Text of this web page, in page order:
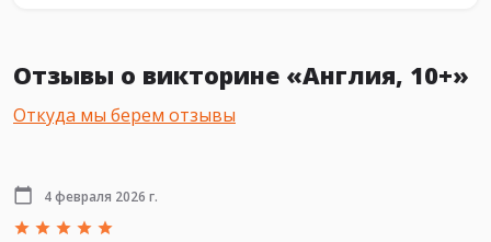
Отзывы о викторине «Англия, 10+»
Откуда мы берем отзывы
4 февраля 2026 г.